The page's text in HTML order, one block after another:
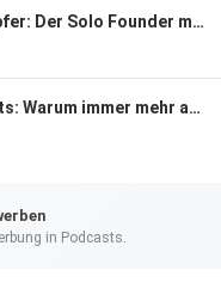
Michael Schöpfer: Der Solo Founder mit 3 Mio. Dollar ARR aus Wien
Private Markets: Warum immer mehr außerhalb der Börse investiert wird
in Podcasts.